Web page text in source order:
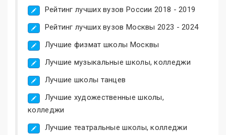
Рейтинг лучших вузов России 2018 - 2019
Рейтинг лучших вузов Москвы 2023 - 2024
Лучшие физмат школы Москвы
Лучшие музыкальные школы, колледжи
Лучшие школы танцев
Лучшие художественные школы,
колледжи
Лучшие театральные школы, колледжи